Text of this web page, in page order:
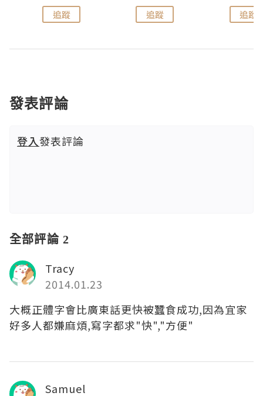
追蹤 追蹤 追蹤
發表評論
登入發表評論
全部評論 2
Tracy
2014.01.23
大概正體字會比廣東話更快被蠶食成功,因為宜家
好多人都嫌麻煩,寫字都求"快","方便"
Samuel